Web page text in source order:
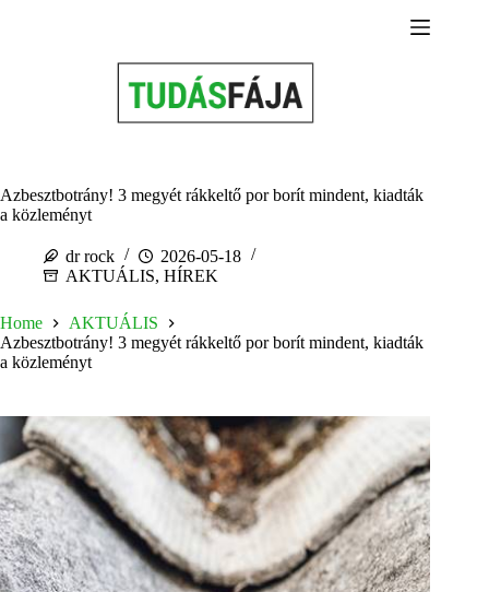
Azbesztbotrány! 3 megyét rákkeltő por borít mindent, kiadták
a közleményt
dr rock
2026-05-18
AKTUÁLIS, HÍREK
Home
AKTUÁLIS
Azbesztbotrány! 3 megyét rákkeltő por borít mindent, kiadták
a közleményt